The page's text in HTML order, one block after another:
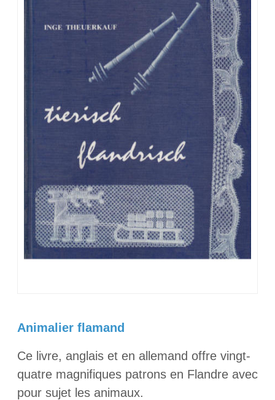
Animalier flamand
Ce livre, anglais et en allemand offre vingt-
quatre magnifiques patrons en Flandre avec
pour sujet les animaux.